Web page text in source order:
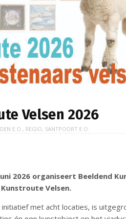
Velsen 2026
E.O., REGIO, SANTPOORT E.O.
2026 organiseert Beeldend
Velsen.
met acht locaties, is